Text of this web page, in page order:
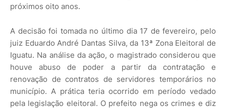
próximos oito anos.
A decisão foi tomada no último dia 17 de fevereiro, pelo
juiz Eduardo André Dantas Silva, da 13ª Zona Eleitoral de
Iguatu. Na análise da ação, o magistrado considerou que
houve abuso de poder a partir da contratação e
renovação de contratos de servidores temporários no
município. A prática teria ocorrido em período vedado
pela legislação eleitoral. O prefeito nega os crimes e diz